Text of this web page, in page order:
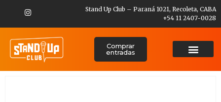
Stand Up Club – Paraná 1021, Recoleta, CABA
+54 11 2407-0028
Comprar
entradas